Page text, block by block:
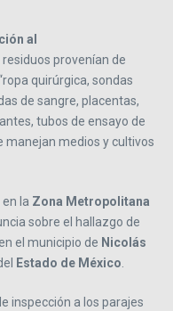
al
provenían de
quirúrgica, sondas
de sangre, placentas,
tubos de ensayo de
manejan medios y cultivos
en la Zona Metropolitana
sobre el hallazgo de
el municipio de Nicolás
Estado de México.
inspección a los parajes